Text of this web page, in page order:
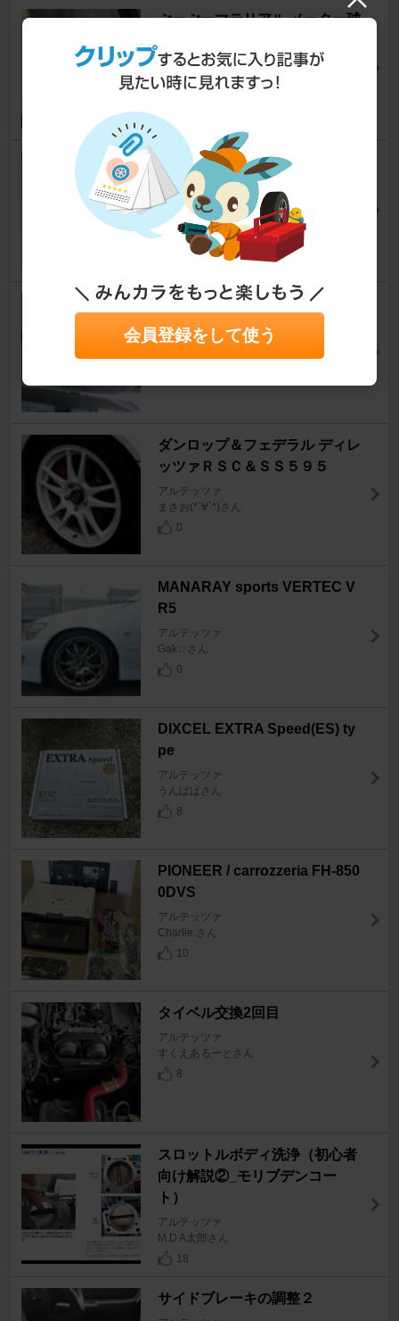
ぶーぶーマテリアル メーター球
アルテッツァ
アル改さん
11
nut屋 貫通ナット専用キャッ
プ typeB
アルテッツァ
Charlie.さん
10
自作 自作
アルテッツァ
hideアルさん
ダンロップ＆フェデラル ディレ
ッツァＲＳＣ＆ＳＳ５９５
アルテッツァ
まさお(*´∀`*)さん
0
MANARAY sports VERTEC V
R5
アルテッツァ
Gak☆さん
0
DIXCEL EXTRA Speed(ES) ty
pe
アルテッツァ
うんぱぱさん
8
PIONEER / carrozzeria FH-850
0DVS
アルテッツァ
Charlie.さん
10
タイベル交換2回目
アルテッツァ
すくえあるーとさん
8
スロットルボディ洗浄（初心者
向け解説②_モリブデンコー
ト）
アルテッツァ
M.D A太郎さん
18
サイドブレーキの調整２
会員登録をして使う